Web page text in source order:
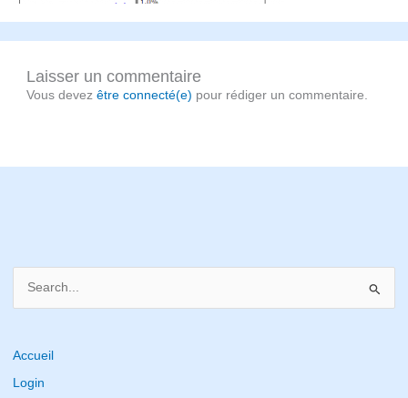
Laisser un commentaire
Vous devezêtre connecté(e) pour rédiger un commentaire.
r
c
Accueil
Login